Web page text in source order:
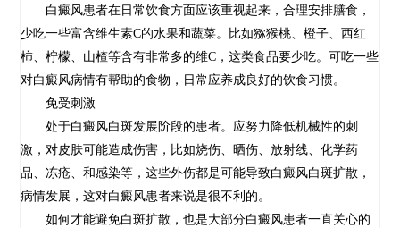
白癜风患者在日常饮食方面应该重视起来，合理安排膳食，
少吃一些富含维生素C的水果和蔬菜。比如猕猴桃、橙子、西红
柿、柠檬、山楂等含有非常多的维C，这类食品要少吃。可吃一些
对白癜风病情有帮助的食物，日常应养成良好的饮食习惯。
免受刺激
处于白癜风白斑发展阶段的患者。应努力降低机械性的刺
激，对皮肤可能造成伤害，比如烧伤、晒伤、放射线、化学药
品、冻疮、和感染等，这些外伤都是可能导致白癜风白斑扩散，
病情发展，这对白癜风患者来说是很不利的。
如何才能避免白斑扩散，也是大部分白癜风患者一直关心的